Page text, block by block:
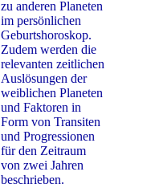
zu anderen Planeten
im persönlichen
Geburtshoroskop.
Zudem werden die
relevanten zeitlichen
Auslösungen der
weiblichen Planeten
und Faktoren in
Form von Transiten
und Progressionen
für den Zeitraum
von zwei Jahren
beschrieben.